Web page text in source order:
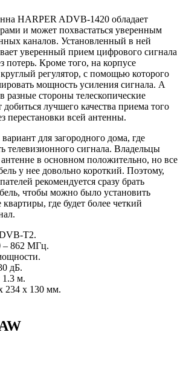
HARPER ADVB-1420 обладает
и может похвастаться уверенным
каналов. Установленный в ней
уверенный прием цифрового сигнала
потерь. Кроме того, на корпусе
регулятор, с помощью которого
мощность усиления сигнала. А
разные стороны телескопические
лучшего качества приема того
перестановки всей антенны.
для загородного дома, где
телевизионного сигнала. Владельцы
в основном положительно, но все
у нее довольно короткий. Поэтому,
рекомендуется сразу брать
чтобы можно было установить
где будет более четкий
T2.
– 862 МГц.
дБ.
1.3 м.
234 х 130 мм.